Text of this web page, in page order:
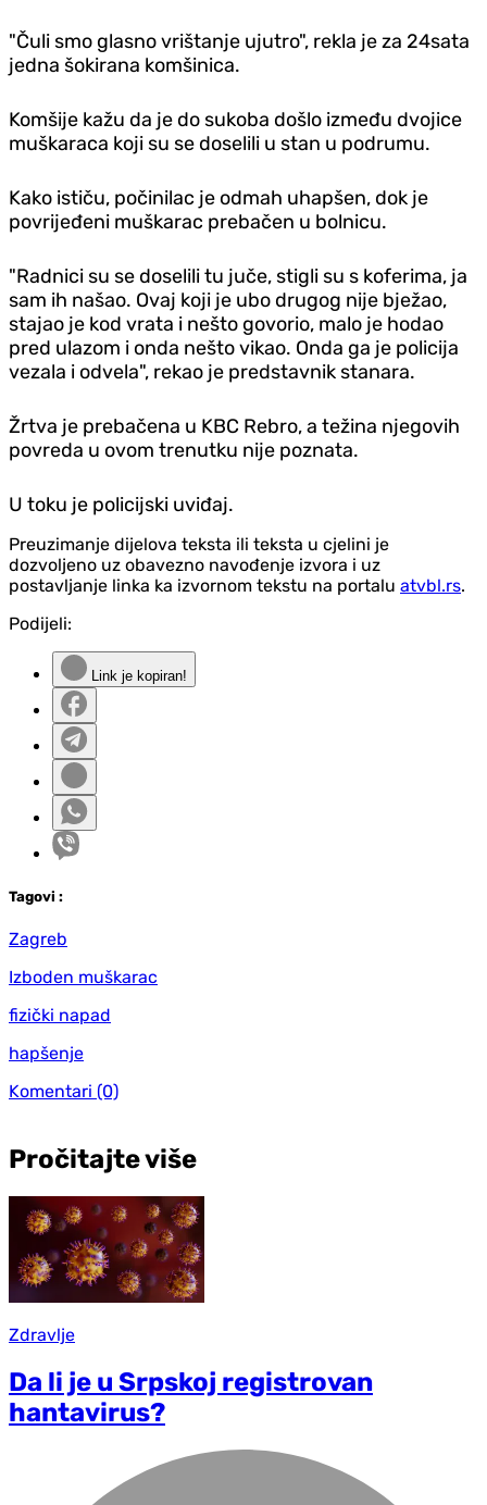
"Čuli smo glasno vrištanje ujutro", rekla je za 24sata
jedna šokirana komšinica.
Komšije kažu da je do sukoba došlo između dvojice
muškaraca koji su se doselili u stan u podrumu.
Kako ističu, počinilac je odmah uhapšen, dok je
povrijeđeni muškarac prebačen u bolnicu.
"Radnici su se doselili tu juče, stigli su s koferima, ja
sam ih našao. Ovaj koji je ubo drugog nije bježao,
stajao je kod vrata i nešto govorio, malo je hodao
pred ulazom i onda nešto vikao. Onda ga je policija
vezala i odvela", rekao je predstavnik stanara.
Žrtva je prebačena u KBC Rebro, a težina njegovih
povreda u ovom trenutku nije poznata.
U toku je policijski uviđaj.
Preuzimanje dijelova teksta ili teksta u cjelini je
dozvoljeno uz obavezno navođenje izvora i uz
postavljanje linka ka izvornom tekstu na portalu atvbl.rs.
Podijeli:
Link je kopiran!
Tagovi :
Zagreb
Izboden muškarac
fizički napad
hapšenje
Komentari (0)
Pročitajte više
Zdravlje
Da li je u Srpskoj registrovan
hantavirus?